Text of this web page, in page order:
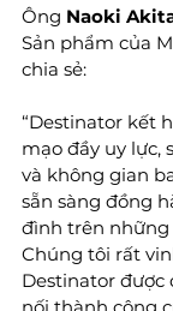
Ông Naoki
Sản phẩm của
chia sẻ:
“Destinator kết
mạo đầy uy lực,
và không gian
sẵn sàng đồng
đình trên
Chúng tôi rất
Destinator được